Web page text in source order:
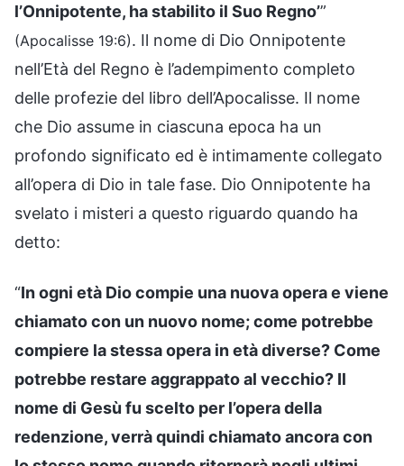
l’Onnipotente, ha stabilito il Suo Regno’”
(Apocalisse 19:6). Il nome di Dio Onnipotente
nell’Età del Regno è l’adempimento completo
delle profezie del libro dell’Apocalisse. Il nome
che Dio assume in ciascuna epoca ha un
profondo significato ed è intimamente collegato
all’opera di Dio in tale fase. Dio Onnipotente ha
svelato i misteri a questo riguardo quando ha
detto:
“In ogni età Dio compie una nuova opera e viene
chiamato con un nuovo nome; come potrebbe
compiere la stessa opera in età diverse? Come
potrebbe restare aggrappato al vecchio? Il
nome di Gesù fu scelto per l’opera della
redenzione, verrà quindi chiamato ancora con